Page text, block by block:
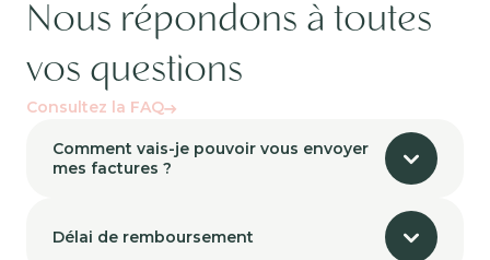
Nous répondons à toutes
vos questions
Consultez la FAQ
Comment vais-je pouvoir vous envoyer
mes factures ?
Délai de remboursement